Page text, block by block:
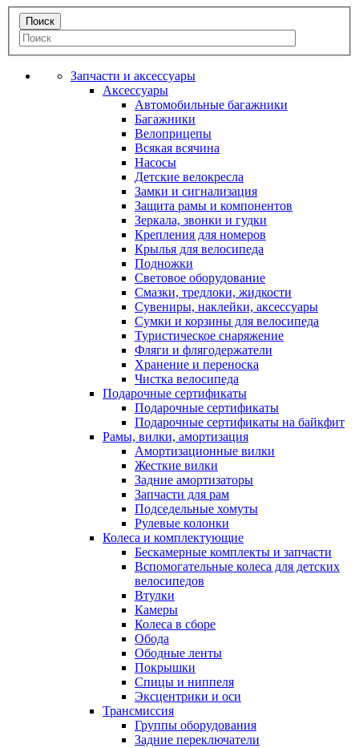
Запчасти и аксессуары
Аксессуары
Автомобильные багажники
Багажники
Велоприцепы
Всякая всячина
Насосы
Детские велокресла
Замки и сигнализация
Защита рамы и компонентов
Зеркала, звонки и гудки
Крепления для номеров
Крылья для велосипеда
Подножки
Световое оборудование
Смазки, тредлоки, жидкости
Сувениры, наклейки, аксессуары
Сумки и корзины для велосипеда
Туристическое снаряжение
Фляги и флягодержатели
Хранение и переноска
Чистка велосипеда
Подарочные сертификаты
Подарочные сертификаты
Подарочные сертификаты на байкфит
Рамы, вилки, амортизация
Амортизационные вилки
Жесткие вилки
Задние амортизаторы
Запчасти для рам
Подседельные хомуты
Рулевые колонки
Колеса и комплектующие
Бескамерные комплекты и запчасти
Вспомогательные колеса для детских
велосипедов
Втулки
Камеры
Колеса в сборе
Обода
Ободные ленты
Покрышки
Спицы и ниппеля
Эксцентрики и оси
Трансмиссия
Группы оборудования
Задние переключатели